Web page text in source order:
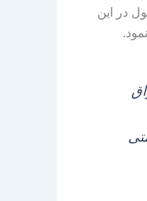
در این